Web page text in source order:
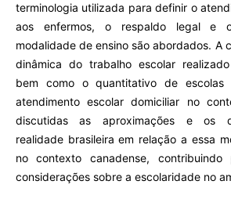
terminologia utilizada para definir o
aos enfermos, o respaldo legal e
modalidade de ensino são abordados. A
dinâmica do trabalho escolar
bem como o quantitativo de
atendimento escolar domiciliar no
discutidas as aproximações e os
realidade brasileira em relação a essa
no contexto canadense, contribuindo
considerações sobre a escolaridade no